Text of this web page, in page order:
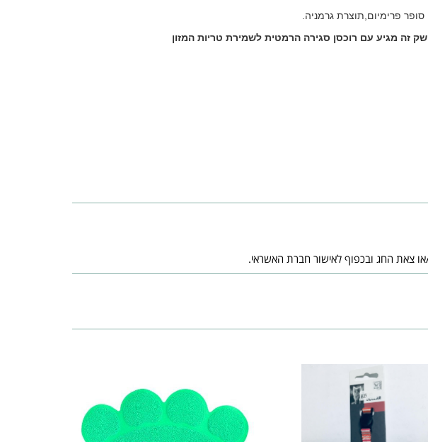
סופר פרימיום,תוצרת גרמניה.
שק זה מגיע עם רוכסן סגירה הרמטית לשמירת טריות המזון